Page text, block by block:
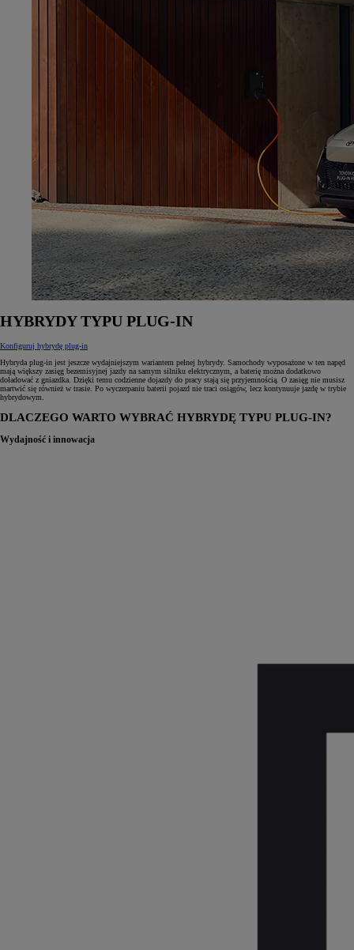
HYBRYDY TYPU PLUG‑IN
Konfiguruj hybrydę plug-in
Hybryda plug‑in jest jeszcze wydajniejszym wariantem pełnej hybrydy. Samochody wyposażone w ten napęd
mają większy zasięg bezemisyjnej jazdy na samym silniku elektrycznym, a baterię można dodatkowo
doładować z gniazdka. Dzięki temu codzienne dojazdy do pracy stają się przyjemnością. O zasięg nie musisz
martwić się również w trasie. Po wyczerpaniu baterii pojazd nie traci osiągów, lecz kontynuuje jazdę w trybie
hybrydowym.
DLACZEGO WARTO WYBRAĆ HYBRYDĘ TYPU PLUG‑IN?
Wydajność i innowacja